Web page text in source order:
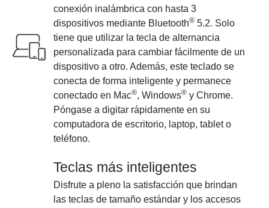
conexión inalámbrica con hasta 3
dispositivos mediante Bluetooth® 5.2. Solo
tiene que utilizar la tecla de alternancia
personalizada para cambiar fácilmente de un
dispositivo a otro. Además, este teclado se
conecta de forma inteligente y permanece
conectado en Mac®, Windows® y Chrome.
Póngase a digitar rápidamente en su
computadora de escritorio, laptop, tablet o
teléfono.
Teclas más inteligentes
Disfrute a pleno la satisfacción que brindan
las teclas de tamaño estándar y los accesos